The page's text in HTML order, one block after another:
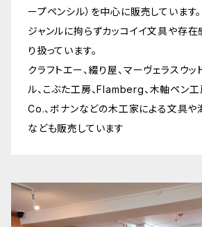
ープペンシル）を中心に販売しています。
ジャンルに拘らずカッコイイ文具や存
り扱っています。
クラフトエー、綴り屋、マーヴェラスウッ
ル、こぶた工房、Flamberg、木軸ペン
Co.、ボナンなどの木工家による文具
なども販売しています